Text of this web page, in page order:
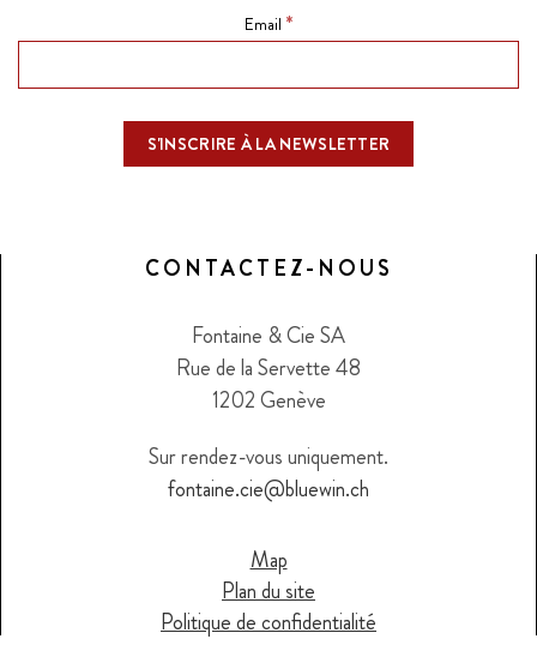
Email *
CONTACTEZ-NOUS
Fontaine & Cie SA
Rue de la Servette 48
1202 Genève
Sur rendez-vous uniquement.
fontaine.cie@bluewin.ch
Map
Plan du site
Politique de confidentialité